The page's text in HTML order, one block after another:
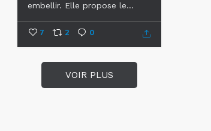
embellir. Elle propose le...
7 2 0
VOIR PLUS